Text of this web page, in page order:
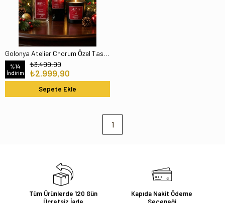
Golonya Atelier Chorum Özel Tasarım Yılbaşı Konseptli Niche Hediye Seti - Ev Kokusu & Kolonya & Mum Koleksiyonu
%14
İndirim
₺2.999,90
₺3.499,90
Sepete Ekle
1
Tüm Ürünlerde 120 Gün
Ücretsiz İade
Kapıda Nakit Ödeme
Seçeneği